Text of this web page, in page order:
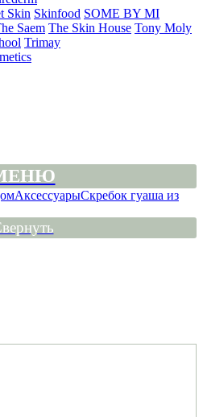
Skin Skinfood SOME BY MI
Saem The Skin House Tony Moly
Trimay
АксессуарыСкребок гуаша из